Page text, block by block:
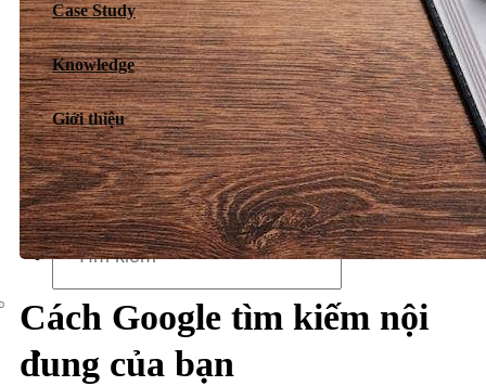
Dịch vụ chăm sóc website
Case Study
Knowledge
Giới thiệu
Giới thiệu
Tin tức
Sự kiện
Liên hệ
Cách Google tìm kiếm nội
dung của bạn